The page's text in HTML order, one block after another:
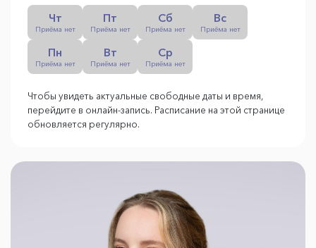
Чт
Приёма нет
Пт
Приёма нет
Сб
Приёма нет
Вс
Приёма нет
Пн
Приёма нет
Вт
Приёма нет
Ср
Приёма нет
Чтобы увидеть актуальные свободные даты и время,
перейдите в онлайн-запись. Расписание на этой странице
обновляется регулярно.